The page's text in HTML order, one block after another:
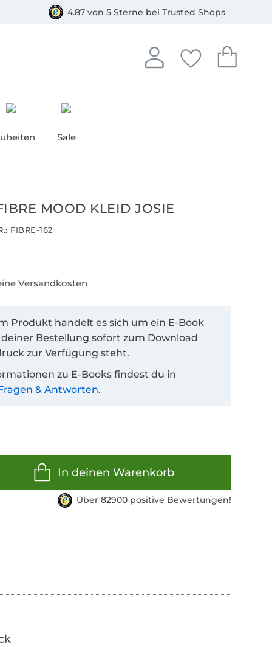
4.87 von 5 Sterne bei Trusted Shops
Anmelden
In deinem Konto
Deine
Du hast keine
Dein
Du hast
Sale
MOOD KLEID JOSIE
FIBRE-162
Versandkosten
Produkt handelt es sich um ein E-Book
Bestellung sofort zum Download
zur Verfügung steht.
zu E-Books findest du in
& Antworten.
In deinen Warenkorb
Über 82900 positive Bewertungen!